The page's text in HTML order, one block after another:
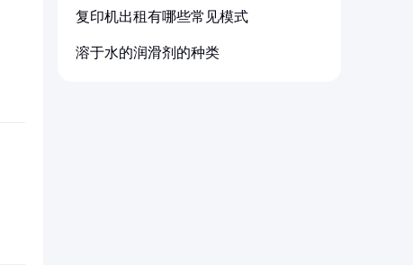
复印机出租有哪些常见模式
溶于水的润滑剂的种类